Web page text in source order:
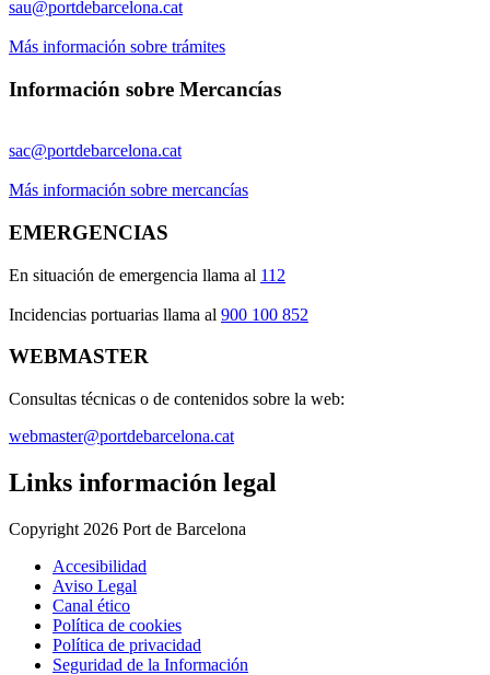
sau@portdebarcelona.cat
Más información sobre trámites
Información sobre Mercancías
sac@portdebarcelona.cat
Más información sobre mercancías
EMERGENCIAS
En situación de emergencia llama al 112
Incidencias portuarias llama al 900 100 852
WEBMASTER
Consultas técnicas o de contenidos sobre la web:
webmaster@portdebarcelona.cat
Links información legal
Copyright 2026 Port de Barcelona
Accesibilidad
Aviso Legal
Canal ético
Política de cookies
Política de privacidad
Seguridad de la Información